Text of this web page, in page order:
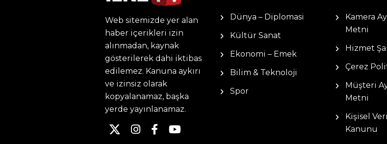
Web sitemizde yer alan
haber içerikleri izin
alınmadan, kaynak
gösterilerek dahi iktibas
edilemez. Kanuna aykırı
ve izinsiz olarak
kopyalanamaz, başka
yerde yayınlanamaz.
Dünya – Diplomasi
Kültür Sanat
Ekonomi – Emek
Bilim & Teknoloji
Spor
Kamera
Metni
Hizmet
Çerez
Müşteri
Metni
Kişisel
Kanunu